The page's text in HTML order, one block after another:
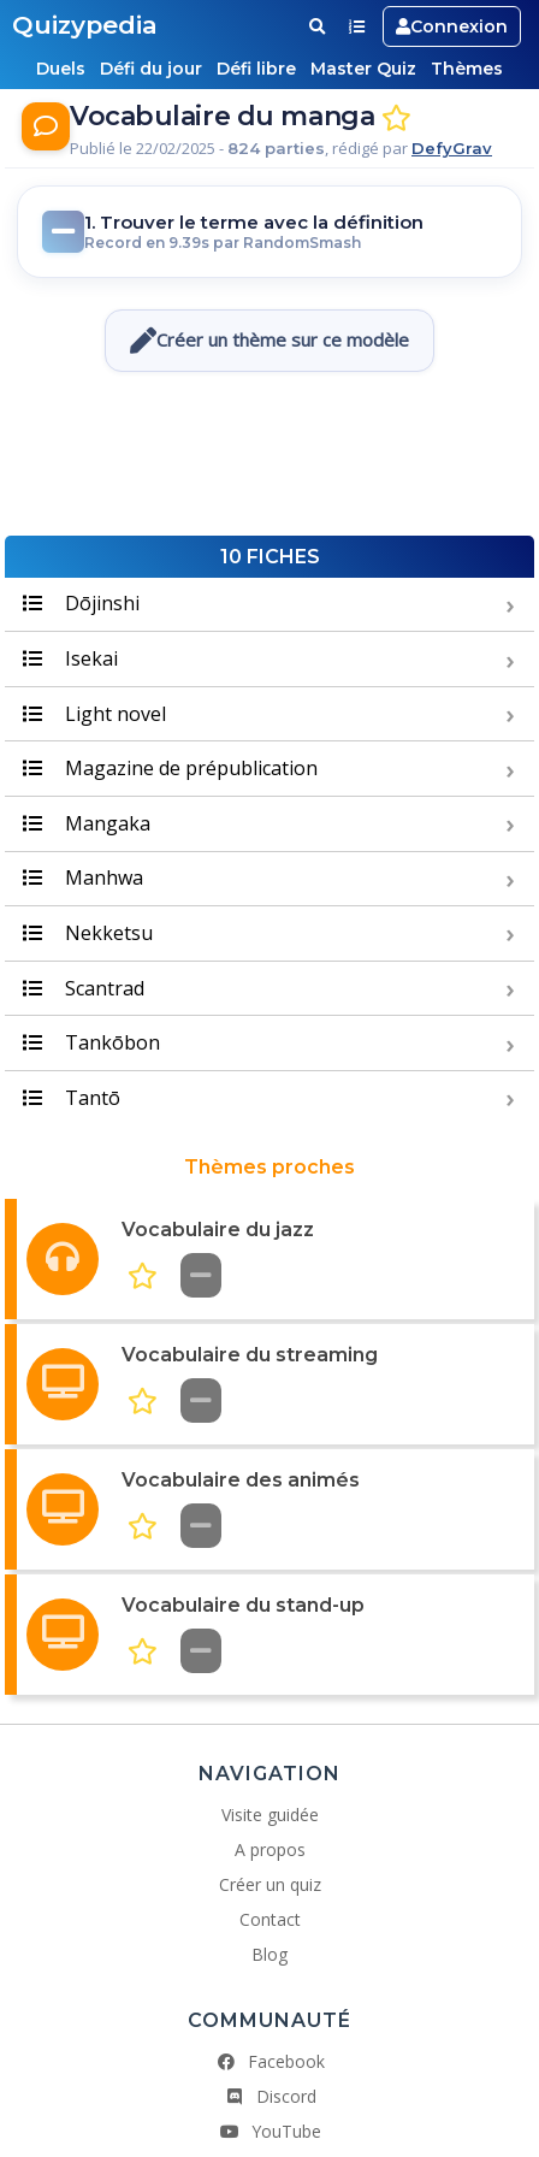
Quizypedia
Connexion
Duels
Défi du jour Défi libre Master Quiz Thèmes
Vocabulaire du manga
Publié le 22/02/2025 - 824 parties, rédigé par DefyGrav
1. Trouver le terme avec la définition
Record en 9.39s par RandomSmash
Créer un thème sur ce modèle
10 FICHES
Dōjinshi
Isekai
Light novel
Magazine de prépublication
Mangaka
Manhwa
Nekketsu
Scantrad
Tankōbon
Tantō
Thèmes proches
Vocabulaire du jazz
Vocabulaire du streaming
Vocabulaire des animés
Vocabulaire du stand-up
NAVIGATION
Visite guidée
A propos
Créer un quiz
Contact
Blog
COMMUNAUTÉ
Facebook
Discord
YouTube